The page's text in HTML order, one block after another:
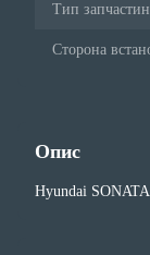
Тип
Сторона
Опис
Hyundai